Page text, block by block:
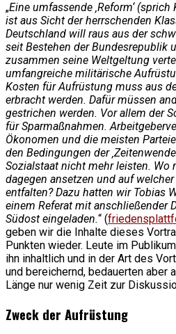
„Eine umfassende ‚Reform‘
ist aus Sicht der herrschenden
Deutschland will raus aus der
seit Bestehen der Bundesrepublik
zusammen seine Weltgeltung
umfangreiche militärische
Kosten für Aufrüstung muss aus
erbracht werden. Dafür müssen
gestrichen werden. Vor allem der
für Sparmaßnahmen.
Ökonomen und die meisten
den Bedingungen der
Sozialstaat nicht mehr leisten. Wo
dagegen ansetzen und auf
entfalten? Dazu hatten wir Tobias
einem Referat mit anschließender
Südost eingeladen.“ (
geben wir die Inhalte dieses
Punkten wieder. Leute im
ihn inhaltlich und in der Art des
und bereichernd, bedauerten aber
Länge nur wenig Zeit zur
Zweck der Aufrüstung